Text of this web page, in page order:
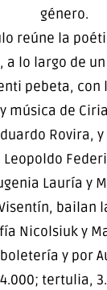
género.
reúne la
a lo largo de
pebeta, con
música de
Rovira,
Leopoldo
Lauría y
bailan
Nicolsiuk y
y por
tertulia,